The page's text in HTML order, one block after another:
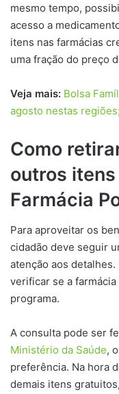
mesmo tempo,
acesso a
itens nas farmácias
uma fração do preço
Veja mais: Bolsa
agosto nestas
Como
outros
Farmácia
Para aproveitar os
cidadão deve seguir
atenção aos
verificar se a
programa.
A consulta pode ser
Ministério da Saúde,
preferência. Na hora
demais itens